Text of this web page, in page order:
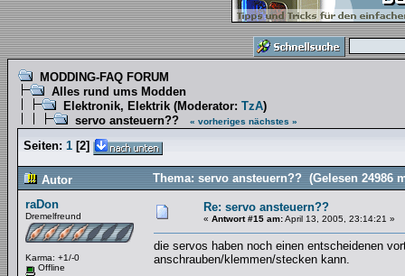
MODDING-FAQ FORUM
Alles rund ums Modden
Elektronik, Elektrik (Moderator: TzA)
servo ansteuern??
« vorheriges nächstes »
Seiten: 1 [2]
Autor
Thema: servo ansteuern?? (Gelesen 24986
raDon
Dremelfreund
Karma: +1/-0
Offline
Re: servo ansteuern??
« Antwort #15 am:April 13, 2005, 23:14:21 »
die servos haben noch einen entscheidenen
anschrauben/klemmen/stecken kann.